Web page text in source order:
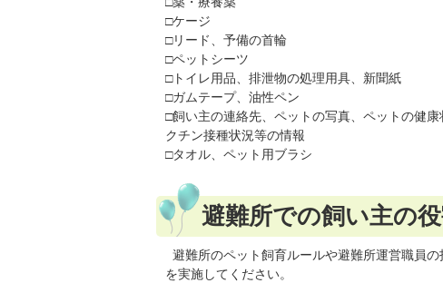
□ケージ
□リード、予備の首輪
□ペットシーツ
□トイレ用品、排泄物の処理用具、新聞紙
□ガムテープ、油性ペン
□飼い主の連絡先、ペットの写真、ペットの健康
クチン接種状況等の情報
□タオル、ペット用ブラシ
避難所での飼い主の役
避難所のペット飼育ルールや避難所運営職員
を実施してください。